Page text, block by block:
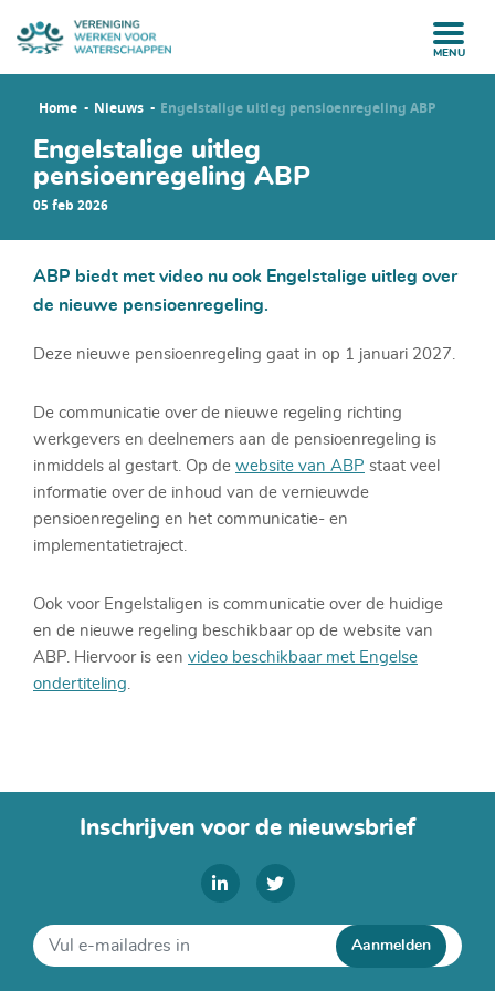
MENU
Home Nieuws Engelstalige uitleg pensioenregeling ABP
Engelstalige uitleg
pensioenregeling ABP
05 feb 2026
ABP biedt met video nu ook Engelstalige uitleg over
de nieuwe pensioenregeling.
Deze nieuwe pensioenregeling gaat in op 1 januari 2027.
De communicatie over de nieuwe regeling richting
werkgevers en deelnemers aan de pensioenregeling is
inmiddels al gestart. Op de website van ABP staat veel
informatie over de inhoud van de vernieuwde
pensioenregeling en het communicatie- en
implementatietraject.
Ook voor Engelstaligen is communicatie over de huidige
en de nieuwe regeling beschikbaar op de website van
ABP. Hiervoor is een video beschikbaar met Engelse
ondertiteling
Inschrijven voor de nieuwsbrief
Aanmelden